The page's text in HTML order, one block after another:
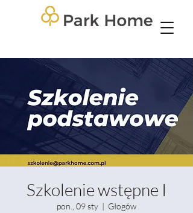
Szkolenie wstępne I
pon., 09 sty
  |
Głogów